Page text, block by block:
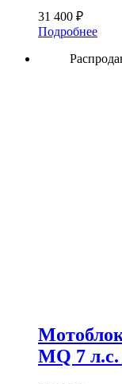
31 400 ₽
Подробнее
MQ 7